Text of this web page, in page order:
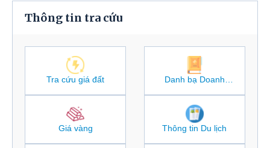
Thông tin tra cứu
Tra cứu giá đất
Danh bạ Doanh
Giá vàng Thông tin Du lịch